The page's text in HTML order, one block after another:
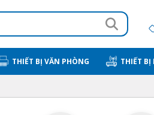
THIẾT BỊ VĂN PHÒNG THIẾT BỊ